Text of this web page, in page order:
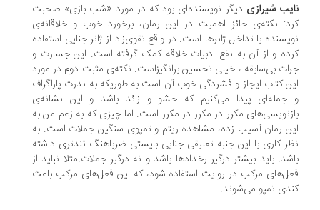
شیرازیدیگر نویسنده‌ای بود که در مورد «شب بازی» صحبت
نکته‌ی حائز اهمیت در این رمان، برخورد خوب و خلاقانه‌ی
با تداخل ژانرها است. در واقع تقوی‌زاد از ژانر جنایی استفاده
و از آن به نفع ادبیات خلاقه کمک گرفته است. این جسارت و
بی‌سابقه ، خیلی تحسین برانگیزاست. نکته‌ی مثبت دوم در مورد
کتاب ایجاز و فشردگی خوب آن است به طوریکه به ندرت پاراگراف
پیدا می‌کنیم که حشو و زائد باشد و این نشانه‌ی
مکرر در مکرر در مکرر است. اما چیزی که به زعم من به
رمان آسیب زده، مشاهده ریتم و تمپوی سنگین جملات است. به
کاری با این جنبه تعلیقی جنایی بایستی ضرباهنگ تندتری داشته
باید بیشتر درگیر رخدادها باشد و نه درگیر جملات.مثلا نباید از
مرکب در روایت استفاده شود، که این فعل‌های مرکب باعث
تمپو می‌شوند.